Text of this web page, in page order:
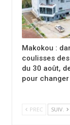
Makokou :
coulisses
du 30 août,
pour
PREC SUIV.